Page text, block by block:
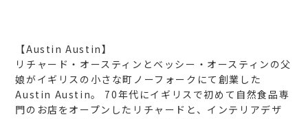
【Austin Austin】
リチャード・オースティンとベッシー・オースティンの父
娘がイギリスの小さな町ノーフォークにて創業した
Austin Austin。
70年代にイギリスで初めて自然食品専
門のお店をオープンしたリチャードと、インテリアデザ